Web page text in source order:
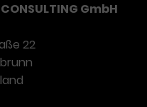
CONSULTING GmbH
22